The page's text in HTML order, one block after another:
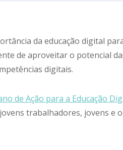
da educação digital
de aproveitar o potencial
digitais.
de Ação para a Educação
trabalhadores, jovens e